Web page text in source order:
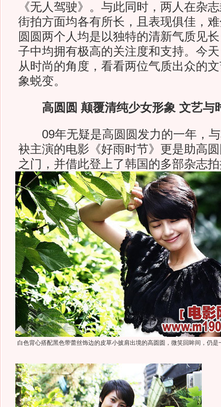
《无人驾驶》。与此同时，两人在杂
街拍方面均各有所长，且表现俱佳，
圆圆两个人均是以独特的清新气质见
子中均拥有极高的关注度和支持。今
从时尚的角度，看看两位气质出众的
象蜕变。
高圆圆 颠覆清纯少女形象 文艺与
09年无疑是高圆圆发力的一年，与
袂主演的电影《好雨时节》更是助高
之门，并借此登上了韩国的多部杂志
白色背心搭配黑色带蕾丝饰边的皮草小披肩出境的高圆圆，微笑回眸间，仍是